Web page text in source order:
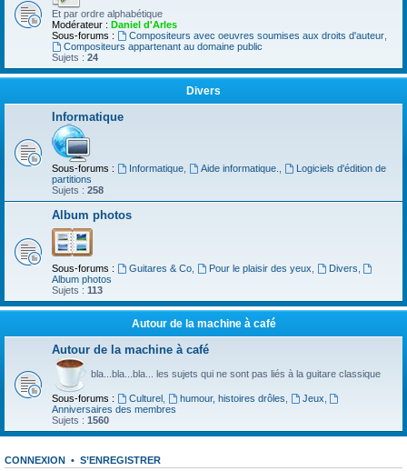
Et par ordre alphabétique
Modérateur : Daniel d'Arles
Sous-forums :
Compositeurs avec oeuvres soumises aux droits d'auteur,
Compositeurs appartenant au domaine public
Sujets : 24
Divers
Informatique
Sous-forums : Informatique, Aide informatique.
Logiciels d'édition de
partitions
Sujets : 258
Album photos
Sous-forums : Guitares & Co, Pour le plaisir des yeux Divers
Album photos
Sujets : 113
Autour de la machine à café
Autour de la machine à café
bla...bla...bla... les sujets qui ne sont pas liés à la guitare classique
Sous-forums : Culturel, humour, histoires drôles Jeux
Anniversaires des membres
Sujets : 1560
CONNEXION • S’ENREGISTRER